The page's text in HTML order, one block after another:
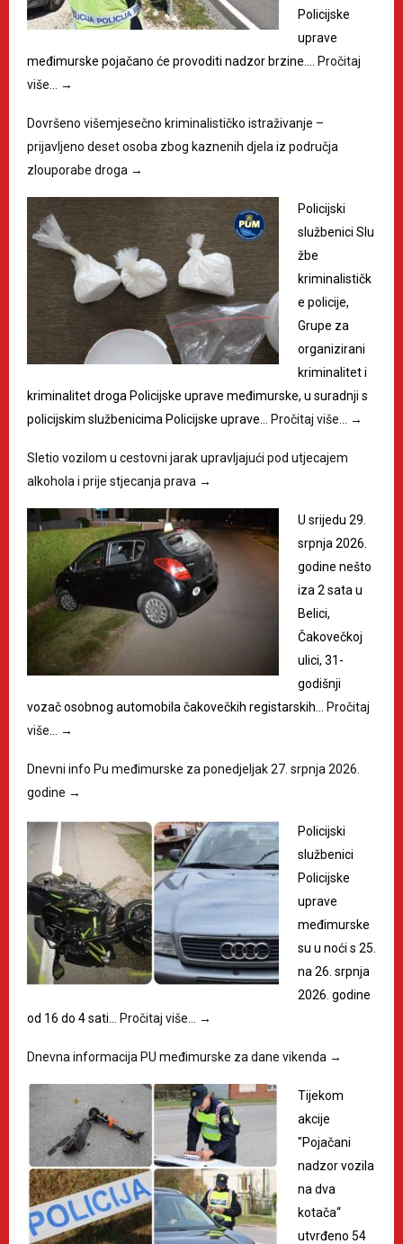
Policijske
uprave
međimurske pojačano će provoditi nadzor brzine.… Pročitaj
više… →
Dovršeno višemjesečno kriminalističko istraživanje –
prijavljeno deset osoba zbog kaznenih djela iz područja
zlouporabe droga →
Policijski
službenici Slu
žbe
kriminalističk
e policije,
Grupe za
organizirani
kriminalitet i
kriminalitet droga Policijske uprave međimurske, u suradnji s
policijskim službenicima Policijske uprave… Pročitaj više… →
Sletio vozilom u cestovni jarak upravljajući pod utjecajem
alkohola i prije stjecanja prava →
U srijedu 29.
srpnja 2026.
godine nešto
iza 2 sata u
Belici,
Čakovečkoj
ulici, 31-
godišnji
vozač osobnog automobila čakovečkih registarskih… Pročitaj
više… →
Dnevni info Pu međimurske za ponedjeljak 27. srpnja 2026.
godine →
Policijski
službenici
Policijske
uprave
međimurske
su u noći s 25.
na 26. srpnja
2026. godine
od 16 do 4 sati… Pročitaj više… →
Dnevna informacija PU međimurske za dane vikenda →
Tijekom
akcije
"Pojačani
nadzor vozila
na dva
kotača“
utvrđeno 54